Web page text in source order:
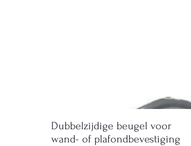
Dubbelzijdige beugel voor
wand- of plafondbevestiging